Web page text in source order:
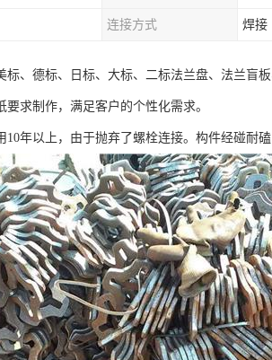
连接方式 焊接
、德标、日标、大标、二标法兰盘、法兰盲
求制作，满足客户的个性化需求。
年以上，由于抛弃了螺栓连接。构件经碰耐磕